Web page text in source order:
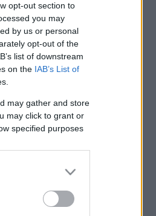
opt-out section to
you may
by us or personal
opt-out of the
list of downstream
on the IAB’s List of
may gather and store
may click to grant or
specified purposes